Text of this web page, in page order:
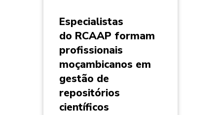
Especialistas
do RCAAP formam
profissionais
moçambicanos em
gestão de
repositórios
científicos